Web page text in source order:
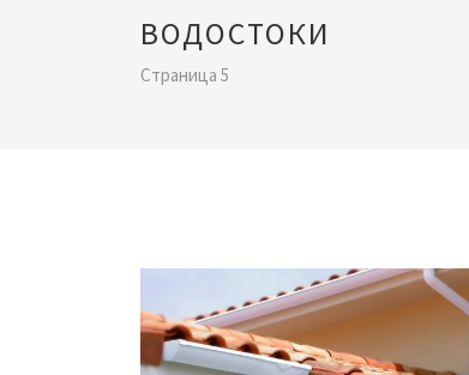
ВОДОСТОКИ
Страница 5